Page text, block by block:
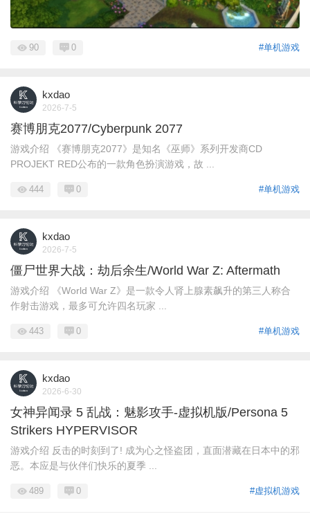
#单机游戏
90 0
kxdao
2026-7-5
赛博朋克2077/Cyberpunk 2077
游戏介绍 《赛博朋克2077》是知名《巫师》系列开发商CD
PROJEKT RED公布的一款角色扮演游戏，故 ...
#单机游戏
444 0
kxdao
2026-7-5
僵尸世界大战：劫后余生/World War Z: Aftermath
游戏介绍 《World War Z》是一款令人肾上腺素飙升的第三人称合
作射击游戏，最多可允许四名玩家 ...
#单机游戏
443 0
kxdao
2026-6-30
女神异闻录 5 乱战：魅影攻手-虚拟机版/Persona 5
Strikers HYPERVISOR
游戏介绍 反击的时刻到了! 成为心之怪盗团，直面潜藏在日本中的邪
恶。本应是与伙伴们快乐的夏季 ...
#虚拟机游戏
489 0